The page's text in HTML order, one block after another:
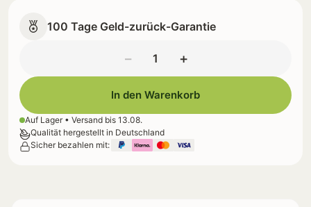
100 Tage Geld-zurück-Garantie
− +
In den Warenkorb
Auf Lager • Versand bis 13.08.
Qualität hergestellt in Deutschland
Sicher bezahlen mit: